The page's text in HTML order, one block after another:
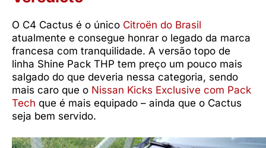
O C4 Cactus é o único Citroën do Brasil
atualmente e consegue honrar o legado da marca
francesa com tranquilidade. A versão topo de
linha Shine Pack THP tem preço um pouco mais
salgado do que deveria nessa categoria, sendo
mais caro que o Nissan Kicks Exclusive com Pack
Tech que é mais equipado – ainda que o Cactus
seja bem servido.